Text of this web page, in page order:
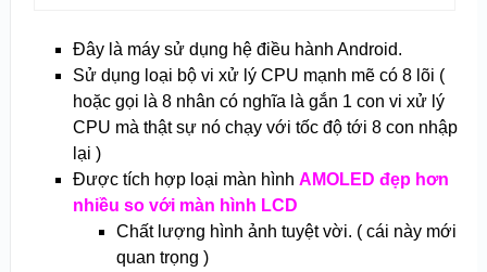
Đây là máy sử dụng hệ điều hành Android.
Sử dụng loại bộ vi xử lý CPU mạnh mẽ có 8 lõi (
hoặc gọi là 8 nhân có nghĩa là gắn 1 con vi xử lý
CPU mà thật sự nó chạy với tốc độ tới 8 con nhập
lại )
Được tích hợp loại màn hình AMOLED đẹp hơn
nhiều so với màn hình LCD
Chất lượng hình ảnh tuyệt vời. ( cái này mới
quan trọng )